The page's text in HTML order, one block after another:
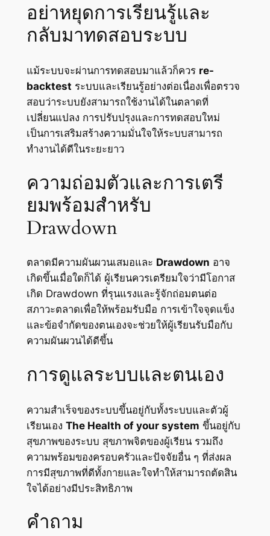
อย่าหยุดการเรียนรู้และ
กลับมาทดสอบระบบ
แม้ระบบจะผ่านการทดสอบมาแล้วก็ควร re-
backtest ระบบและเรียนรู้อย่างต่อเนื่องเพื่อตรวจ
สอบว่าระบบยังสามารถใช้งานได้ในตลาดที่
เปลี่ยนแปลง การปรับปรุงและการทดสอบใหม่
เป็นการเสริมสร้างความมั่นใจให้ระบบสามารถ
ทำงานได้ดีในระยะยาว
ความถ่อมตัวและการเตรี
ยมพร้อมสำหรับ
Drawdown
ตลาดมีความผันผวนเสมอและ Drawdown อาจ
เกิดขึ้นเมื่อใดก็ได้ ผู้เรียนควรเตรียมใจว่ามีโอกาส
เกิด Drawdown ที่รุนแรงและรู้จักถ่อมตนต่อ
สภาวะตลาดเพื่อให้พร้อมรับมือ การเข้าใจจุดแข็ง
และข้อจำกัดของตนเองจะช่วยให้ผู้เรียนรับมือกับ
ความผันผวนได้ดีขึ้น
การดูแลระบบและตนเอง
ความสำเร็จของระบบขึ้นอยู่กับทั้งระบบและตัวผู้
เรียนเอง The Health of your system ขึ้นอยู่กับ
สุขภาพของระบบ สุขภาพจิตของผู้เรียน รวมถึง
ความพร้อมของครอบครัวและปัจจัยอื่น ๆ ที่ส่งผล
การมีสุขภาพที่ดีทั้งกายและใจทำให้สามารถตัดสิน
ใจได้อย่างมีประสิทธิภาพ
คำถาม